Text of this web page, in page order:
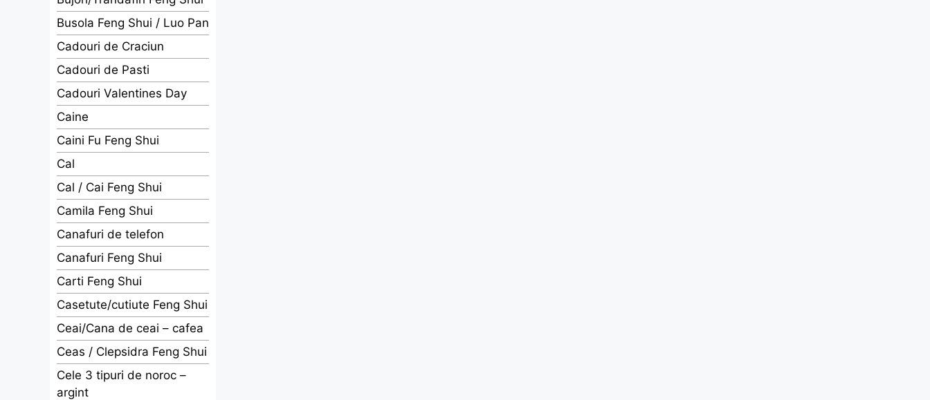
Busola Feng Shui / Luo Pan
Cadouri de Craciun
Cadouri de Pasti
Cadouri Valentines Day
Caine
Caini Fu Feng Shui
Cal
Cal / Cai Feng Shui
Camila Feng Shui
Canafuri de telefon
Canafuri Feng Shui
Carti Feng Shui
Casetute/cutiute Feng Shui
Ceai/Cana de ceai – cafea
Ceas / Clepsidra Feng Shui
Cele 3 tipuri de noroc –
argint